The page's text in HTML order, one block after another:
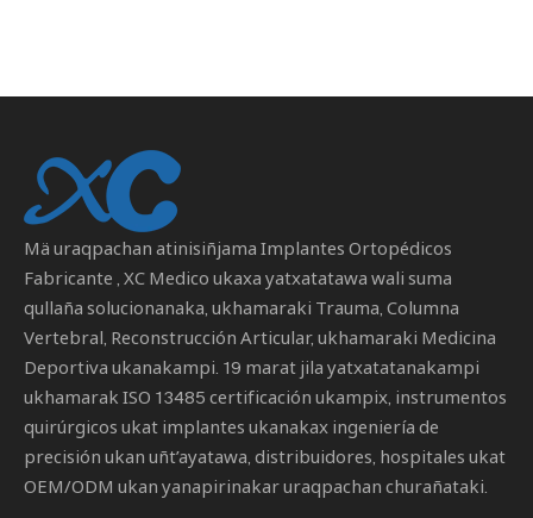
Mä uraqpachan atinisiñjama Implantes Ortopédicos
Fabricante , XC Medico ukaxa yatxatatawa wali suma
qullaña solucionanaka, ukhamaraki Trauma, Columna
Vertebral, Reconstrucción Articular, ukhamaraki Medicina
Deportiva ukanakampi. 19 marat jila yatxatatanakampi
ukhamarak ISO 13485 certificación ukampix, instrumentos
quirúrgicos ukat implantes ukanakax ingeniería de
precisión ukan uñt’ayatawa, distribuidores, hospitales ukat
OEM/ODM ukan yanapirinakar uraqpachan churañataki.